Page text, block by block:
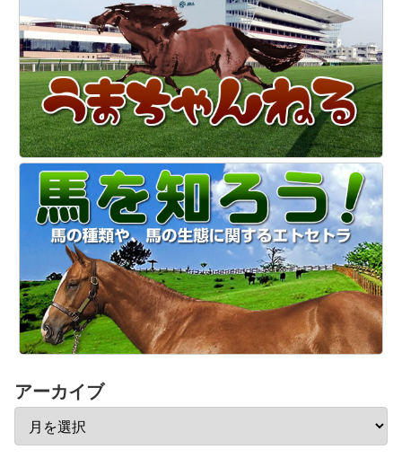
アーカイブ